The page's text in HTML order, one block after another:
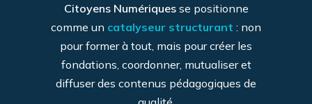
Citoyens Numériquesse positionne
comme un catalyseur structurant : non
pour former à tout, mais pour créer les
fondations, coordonner, mutualiser et
diffuser des contenus pédagogiques de